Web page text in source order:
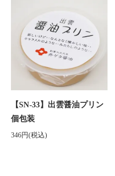
【SN-33】出雲醤油プリン
個包装
346円(税込)